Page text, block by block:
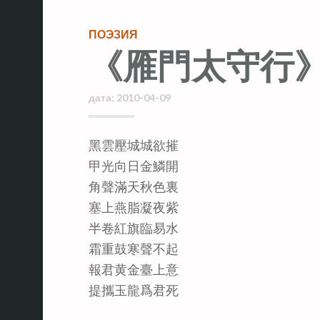
ПОЭЗИЯ
《雁門太守行
дата: 2010-04-09
黑雲壓城城欲摧
甲光向日金鱗開
角聲滿天秋色裏
塞上燕脂凝夜紫
半卷紅旗臨易水
霜重鼓寒聲不起
報君黄金臺上意
提攜玉龍爲君死